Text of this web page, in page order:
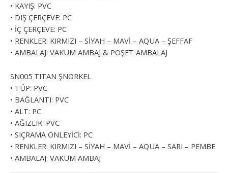
• KAYIŞ: PVC
• DIŞ ÇERÇEVE: PC
• İÇ ÇERÇEVE: PC
• RENKLER: KIRMIZI – SİYAH – MAVİ – AQUA – ŞEFFAF
• AMBALAJ: VAKUM AMBAJ & POŞET AMBALAJ
SN005 TITAN ŞNORKEL
• TÜP: PVC
• BAĞLANTI: PVC
• ALT: PC
• AĞIZLIK: PVC
• SIÇRAMA ÖNLEYİCİ: PC
• RENKLER: KIRMIZI – SİYAH – MAVİ – AQUA – SARI – PEMBE
• AMBALAJ: VAKUM AMBAJ